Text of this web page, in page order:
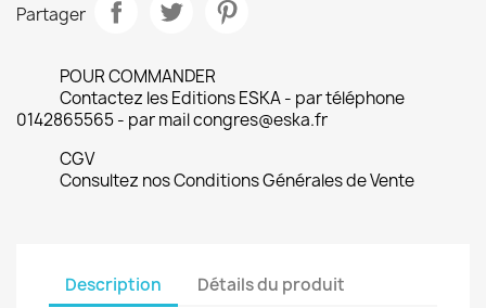
Partager
POUR COMMANDER
Contactez les Editions ESKA - par téléphone
0142865565 - par mail congres@eska.fr
CGV
Consultez nos Conditions Générales de Vente
Description Détails du produit